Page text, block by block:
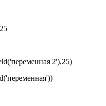
2'),25)